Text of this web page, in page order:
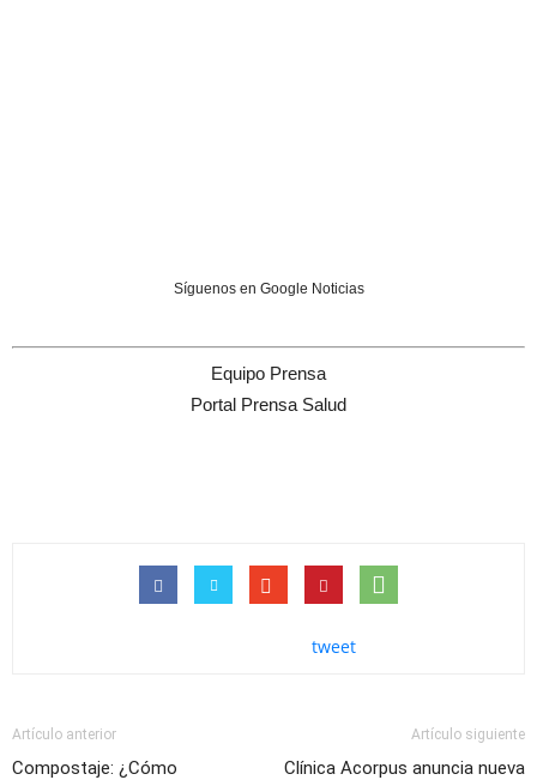
Síguenos en Google Noticias
Equipo Prensa
Portal Prensa Salud
tweet
Artículo anterior
Compostaje: ¿Cómo
Artículo siguiente
Clínica Acorpus anuncia nueva